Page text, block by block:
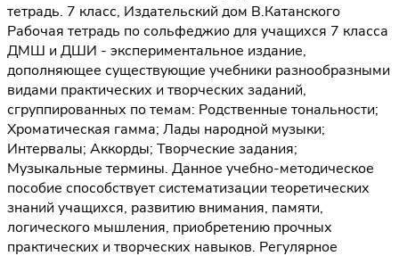
тетрадь. 7 класс, Издательский дом В.Катанского
Рабочая тетрадь по сольфеджио для учащихся 7 класса
ДМШ и ДШИ - экспериментальное издание,
дополняющее существующие учебники разнообразными
видами практических и творческих заданий,
сгруппированных по темам: Родственные тональности;
Хроматическая гамма; Лады народной музыки;
Интервалы; Аккорды; Творческие задания;
Музыкальные термины. Данное учебно-методическое
пособие способствует систематизации теоретических
знаний учащихся, развитию внимания, памяти,
логического мышления, приобретению прочных
практических и творческих навыков. Регулярное